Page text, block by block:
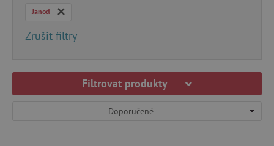
Janod
Zrušit filtry
Filtrovat produkty
Doporučené